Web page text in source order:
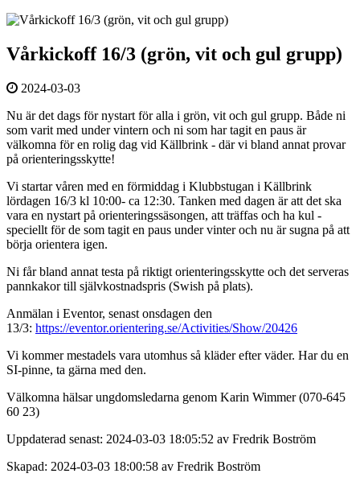
Vårkickoff 16/3 (grön, vit och gul grupp)
2024-03-03
Nu är det dags för nystart för alla i grön, vit och gul grupp. Både ni
som varit med under vintern och ni som har tagit en paus är
välkomna för en rolig dag vid Källbrink - där vi bland annat provar
på orienteringsskytte!
Vi startar våren med en förmiddag i Klubbstugan i Källbrink
lördagen 16/3 kl 10:00- ca 12:30. Tanken med dagen är att det ska
vara en nystart på orienteringssäsongen, att träffas och ha kul -
speciellt för de som tagit en paus under vinter och nu är sugna på att
börja orientera igen.
Ni får bland annat testa på riktigt orienteringsskytte och det serveras
pannkakor till självkostnadspris (Swish på plats).
Anmälan i Eventor, senast onsdagen den
13/3: https://eventor.orientering.se/Activities/Show/20426
Vi kommer mestadels vara utomhus så kläder efter väder. Har du en
SI-pinne, ta gärna med den.
Välkomna hälsar ungdomsledarna genom Karin Wimmer (070-645
60 23)
Uppdaterad senast: 2024-03-03 18:05:52 av Fredrik Boström
Skapad: 2024-03-03 18:00:58 av Fredrik Boström